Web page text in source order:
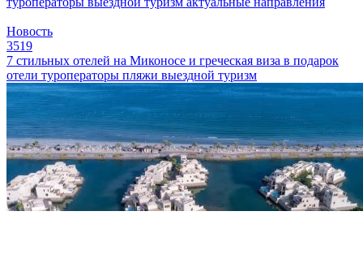
Новость
3519
7 стильных отелей на Миконосе и греческая виза в подарок
отели туроператоры пляжи выездной туризм